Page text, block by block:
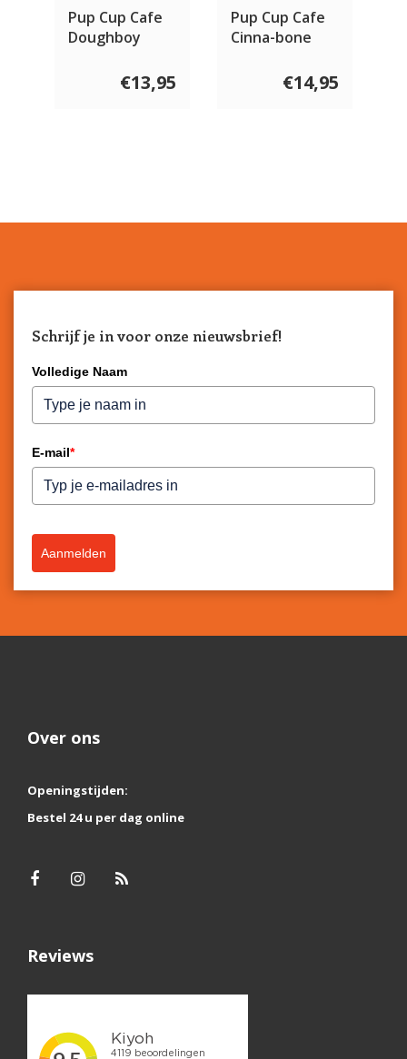
Pup Cup Cafe
Doughboy
€13,95
Pup Cup Cafe
Cinna-bone
€14,95
Schrijf je in voor onze nieuwsbrief!
Volledige Naam
E-mail*
Aanmelden
Over ons
Openingstijden:
Bestel 24 u per dag online
Reviews